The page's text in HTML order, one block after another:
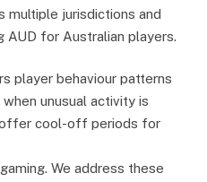
multiple jurisdictions and
AUD for Australian players.
player behaviour patterns
unusual activity is
cool-off periods for
We address these